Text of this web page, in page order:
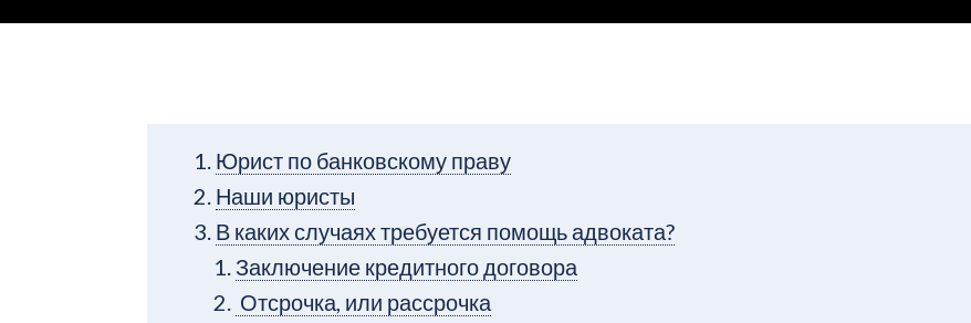
Юрист по банковскому праву
Наши юристы
В каких случаях требуется помощь адвоката?
Заключение кредитного договора
Отсрочка, или рассрочка